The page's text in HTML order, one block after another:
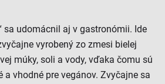
sa udomácnil aj v gastronómii. Ide
vyrobený zo zmesi bielej
múky, soli a vody, vďaka čomu sú
a vhodné pre vegánov. Zvyčajne sa